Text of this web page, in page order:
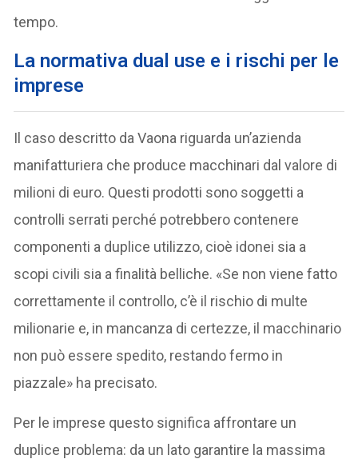
tempo.
La normativa dual use e i rischi per le
imprese
Il caso descritto da Vaona riguarda un’azienda
manifatturiera che produce macchinari dal valore di
milioni di euro. Questi prodotti sono soggetti a
controlli serrati perché potrebbero contenere
componenti a duplice utilizzo, cioè idonei sia a
scopi civili sia a finalità belliche. «Se non viene fatto
correttamente il controllo, c’è il rischio di multe
milionarie e, in mancanza di certezze, il macchinario
non può essere spedito, restando fermo in
piazzale» ha precisato.
Per le imprese questo significa affrontare un
duplice problema: da un lato garantire la massima